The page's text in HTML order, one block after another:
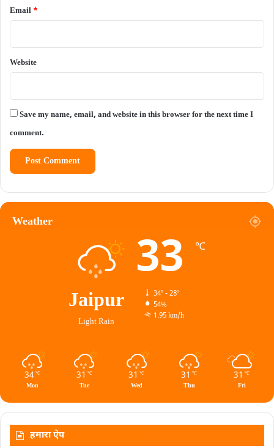
Email *
Website
Save my name, email, and website in this browser for the next time I
comment.
Weather
Jaipur
Light Rain
33 ℃
34º - 28º
54%
1.95 km/h
34 ℃
Mon
31 ℃
Tue
31 ℃
Wed
31 ℃
Thu
31 ℃
Fri
हमारा ऐप